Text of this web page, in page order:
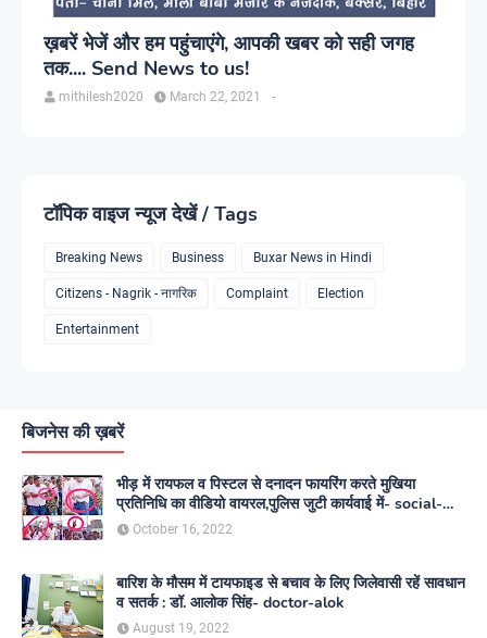
ख़बरें भेजें और हम पहुंचाएंगे, आपकी खबर को सही जगह
तक.... Send News to us!
mithilesh2020 -
March 22, 2021
टॉपिक वाइज न्यूज देखें / Tags
Breaking News Business Buxar News in Hindi
Citizens - Nagrik - नागरिक Complaint Election
Entertainment
बिजनेस की ख़बरें
भीड़ में रायफल व पिस्टल से दनादन फायरिंग करते मुखिया
प्रतिनिधि का वीडियो वायरल,पुलिस जुटी कार्यवाई में- social-
media
October 16, 2022
बारिश के मौसम में टायफाइड से बचाव के लिए जिलेवासी रहें सावधान
व सतर्क : डॉ. आलोक सिंह- doctor-alok
August 19, 2022